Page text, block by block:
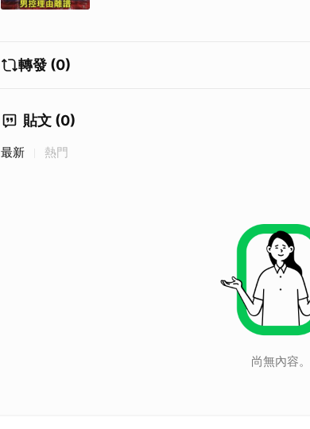
轉發 (0)
貼文 (0)
最新 熱門
尚無內容。